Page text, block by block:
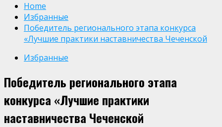
Home
Избранные
Победитель регионального этапа конкурса
«Лучшие практики наставничества Чеченской
Избранные
Победитель регионального этапа
конкурса «Лучшие практики
наставничества Чеченской